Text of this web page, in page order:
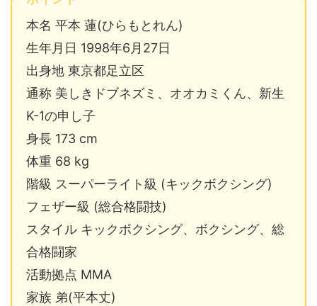
本名 平本 蓮(ひらもとれん)
生年月日 1998年6月27日
出身地 東京都足立区
通称 美しきドブネズミ、オオカミくん、新生
K-1の申し子
身長 173 cm
体重 68 kg
階級 スーパーライト級 (キックボクシング)
フェザー級 (総合格闘技)
スタイル キックボクシング、ボクシング、総
合格闘家
活動拠点 MMA
家族 弟(平本丈)